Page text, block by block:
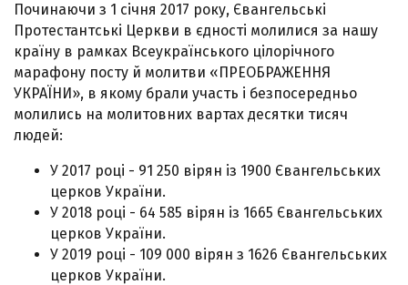
Починаючи з 1 січня 2017 року, Євангельські
Протестантські Церкви в єдності молилися за нашу
країну в рамках Всеукраїнського цілорічного
марафону посту й молитви «ПРЕОБРАЖЕННЯ
УКРАЇНИ», в якому брали участь і безпосередньо
молились на молитовних вартах десятки тисяч
людей:
У 2017 році - 91 250 вірян із 1900 Євангельських
церков України.
У 2018 році - 64 585 вірян із 1665 Євангельських
церков України.
У 2019 році - 109 000 вірян з 1626 Євангельських
церков України.